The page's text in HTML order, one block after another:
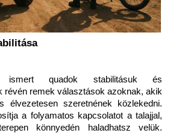
ismert quadok stabilitásuk és
révén remek választások azoknak, akik
élvezetesen szeretnének közlekedni.
a folyamatos kapcsolatot a talajjal,
könnyedén haladhatsz velük.